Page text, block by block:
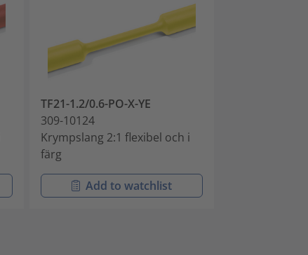
TF21-1.2/0.6-PO-X-YE
309-10124
Krympslang 2:1 flexibel och i
färg
Add to watchlist